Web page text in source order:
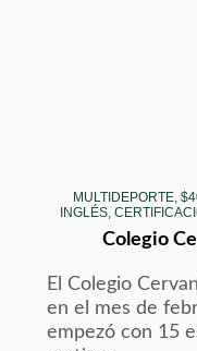
MULTIDEPORTE,
INGLÉS,
Colegio
El Colegio
en el mes de
empezó con 15